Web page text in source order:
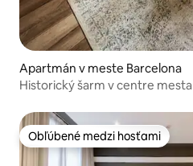
Apartmán v meste Barcelona
Historický šarm v centre mesta
Obľúbené medzi hosťami
Obľúbené medzi hosťami